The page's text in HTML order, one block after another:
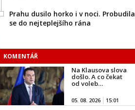
Prahu dusilo horko i v noci. Probudila
se do nejteplejšího rána
KOMENTÁŘ
Na Klausova slova
došlo. A co čekat
od voleb…
05. 08. 2026 15:01